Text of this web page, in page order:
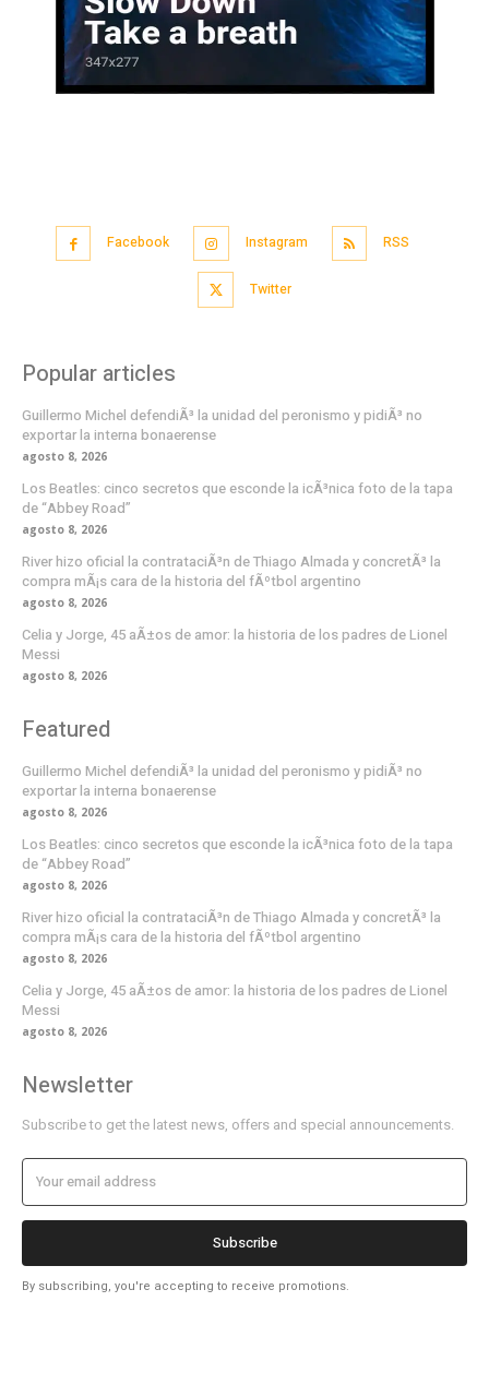
Facebook Instagram RSS
Twitter
Popular articles
Guillermo Michel defendiÃ³ la unidad del peronismo y pidiÃ³ no
exportar la interna bonaerense
agosto 8, 2026
Los Beatles: cinco secretos que esconde la icÃ³nica foto de la tapa
de “Abbey Road”
agosto 8, 2026
River hizo oficial la contrataciÃ³n de Thiago Almada y concretÃ³ la
compra mÃ¡s cara de la historia del fÃºtbol argentino
agosto 8, 2026
Celia y Jorge, 45 aÃ±os de amor: la historia de los padres de Lionel
Messi
agosto 8, 2026
Featured
Guillermo Michel defendiÃ³ la unidad del peronismo y pidiÃ³ no
exportar la interna bonaerense
agosto 8, 2026
Los Beatles: cinco secretos que esconde la icÃ³nica foto de la tapa
de “Abbey Road”
agosto 8, 2026
River hizo oficial la contrataciÃ³n de Thiago Almada y concretÃ³ la
compra mÃ¡s cara de la historia del fÃºtbol argentino
agosto 8, 2026
Celia y Jorge, 45 aÃ±os de amor: la historia de los padres de Lionel
Messi
agosto 8, 2026
Newsletter
Subscribe to get the latest news, offers and special announcements.
Subscribe
By subscribing, you're accepting to receive promotions.